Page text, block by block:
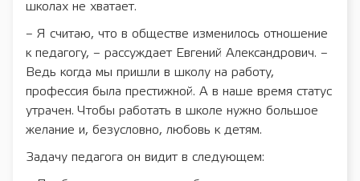
школах не хватает.
– Я считаю, что в обществе изменилось отношение
к педагогу, – рассуждает Евгений Александрович. –
Ведь когда мы пришли в школу на работу,
профессия была престижной. А в наше время статус
утрачен. Чтобы работать в школе нужно большое
желание и, безусловно, любовь к детям.
Задачу педагога он видит в следующем: